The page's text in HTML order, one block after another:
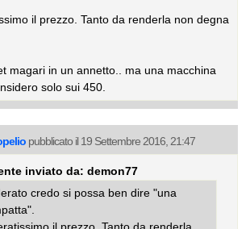
il prezzo. Tanto da renderla non degna
magari in un annetto.. ma una macchina
solo sui 450.
pubblicato il 19 Settembre 2016, 21:47
inviato da: demon77
credo si possa ben dire "una